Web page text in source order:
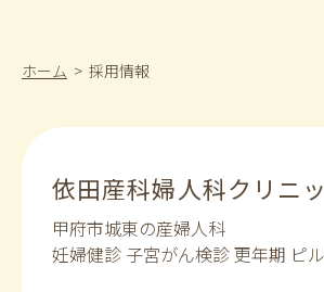
ホーム > 採用情報
依田産科婦人科クリニ
甲府市城東の産婦人科
妊婦健診 子宮がん検診 更年期 ピ